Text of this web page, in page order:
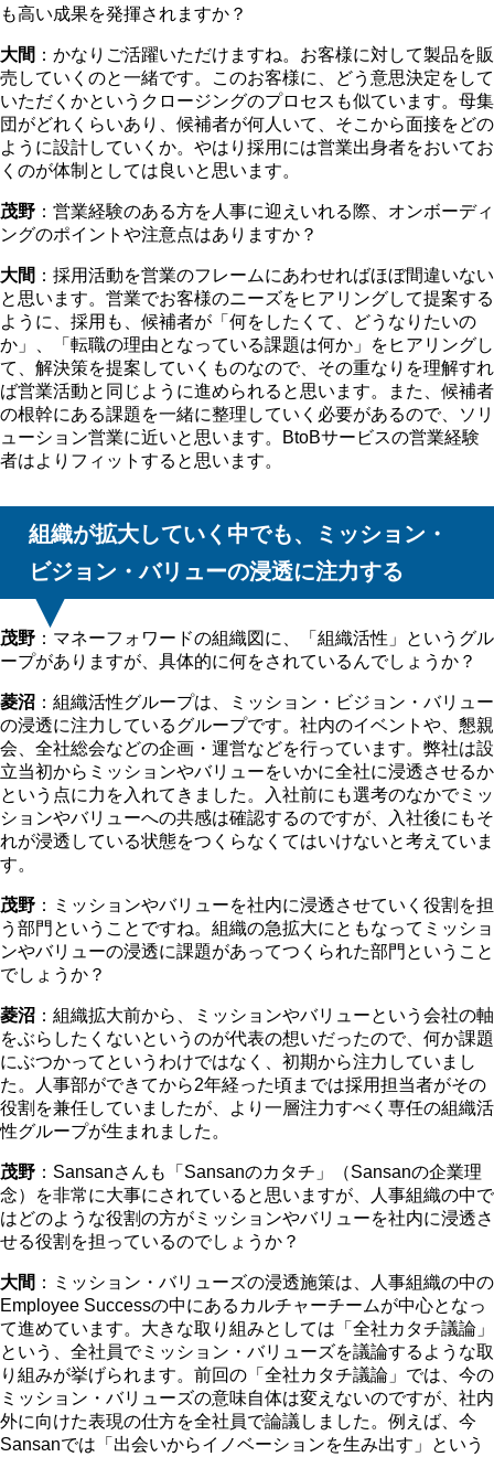
も高い成果を発揮されますか？
大間 ：かなりご活躍いただけますね。お客様に対して製品を販
売していくのと一緒です。このお客様に、どう意思決定をして
いただくかというクロージングのプロセスも似ています。母集
団がどれくらいあり、候補者が何人いて、そこから面接をどの
ように設計していくか。やはり採用には営業出身者をおいてお
くのが体制としては良いと思います。
茂野 ：営業経験のある方を人事に迎えいれる際、オンボーディ
ングのポイントや注意点はありますか？
大間 ：採用活動を営業のフレームにあわせればほぼ間違いない
と思います。営業でお客様のニーズをヒアリングして提案する
ように、採用も、候補者が「何をしたくて、どうなりたいの
か」、「転職の理由となっている課題は何か」をヒアリングし
て、解決策を提案していくものなので、その重なりを理解すれ
ば営業活動と同じように進められると思います。また、候補者
の根幹にある課題を一緒に整理していく必要があるので、ソリ
ューション営業に近いと思います。BtoBサービスの営業経験
者はよりフィットすると思います。
組織が拡大していく中でも、ミッション・
ビジョン・バリューの浸透に注力する
茂野 ：マネーフォワードの組織図に、「組織活性」というグル
ープがありますが、具体的に何をされているんでしょうか？
菱沼 ：組織活性グループは、ミッション・ビジョン・バリュー
の浸透に注力しているグループです。社内のイベントや、懇親
会、全社総会などの企画・運営などを行っています。弊社は設
立当初からミッションやバリューをいかに全社に浸透させるか
という点に力を入れてきました。入社前にも選考のなかでミッ
ションやバリューへの共感は確認するのですが、入社後にもそ
れが浸透している状態をつくらなくてはいけないと考えていま
す。
茂野 ：ミッションやバリューを社内に浸透させていく役割を担
う部門ということですね。組織の急拡大にともなってミッショ
ンやバリューの浸透に課題があってつくられた部門ということ
でしょうか？
菱沼 ：組織拡大前から、ミッションやバリューという会社の軸
をぶらしたくないというのが代表の想いだったので、何か課題
にぶつかってというわけではなく、初期から注力していまし
た。人事部ができてから2年経った頃までは採用担当者がその
役割を兼任していましたが、より一層注力すべく専任の組織活
性グループが生まれました。
茂野 ：Sansanさんも「Sansanのカタチ」（Sansanの企業理
念）を非常に大事にされていると思いますが、人事組織の中で
はどのような役割の方がミッションやバリューを社内に浸透さ
せる役割を担っているのでしょうか？
大間 ：ミッション・バリューズの浸透施策は、人事組織の中の
Employee Successの中にあるカルチャーチームが中心となっ
て進めています。大きな取り組みとしては「全社カタチ議論」
という、全社員でミッション・バリューズを議論するような取
り組みが挙げられます。前回の「全社カタチ議論」では、今の
ミッション・バリューズの意味自体は変えないのですが、社内
外に向けた表現の仕方を全社員で論議しました。例えば、今
Sansanでは「出会いからイノベーションを生み出す」という